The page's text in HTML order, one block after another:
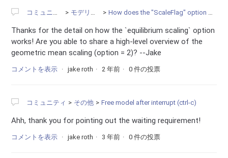
コミュニティ モデリング How does the "ScaleFlag" option work?
Thanks for the detail on how the `equilibrium scaling` option
works! Are you able to share a high-level overview of the
geometric mean scaling (option = 2)? --Jake
コメントを表示 jake roth 2 年前 0 件の投票
コミュニティ その他 Free model after interrupt (ctrl-c)
Ahh, thank you for pointing out the waiting requirement!
コメントを表示 jake roth 3 年前 0 件の投票